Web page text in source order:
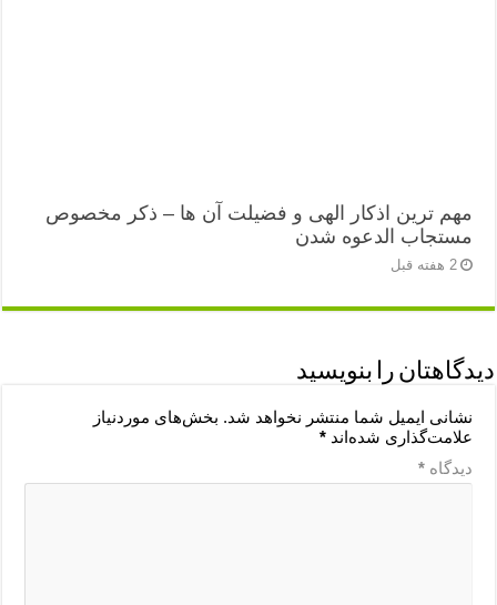
مهم ترین اذکار الهی و فضیلت آن ها – ذکر مخصوص
مستجاب الدعوه شدن
2 هفته قبل
دیدگاهتان را بنویسید
نشانی ایمیل شما منتشر نخواهد شد. بخش‌های موردنیاز
علامت‌گذاری شده‌اند*
دیدگاه*